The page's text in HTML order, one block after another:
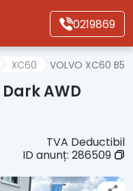
0219869
XC60 VOLVO XC60 B5
AWD
TVA Deductibil
ID anunț: 286509